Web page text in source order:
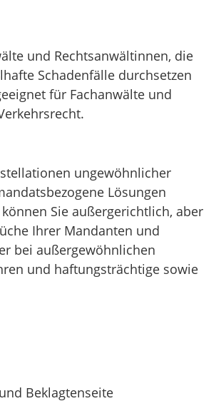
und Rechtsanwältinnen, die
Schadenfälle durchsetzen
für Fachanwälte und
ungewöhnlicher
Lösungen
Sie außergerichtlich, aber
Ihrer Mandanten und
bei außergewöhnlichen
und haftungsträchtige sowie
Beklagtenseite